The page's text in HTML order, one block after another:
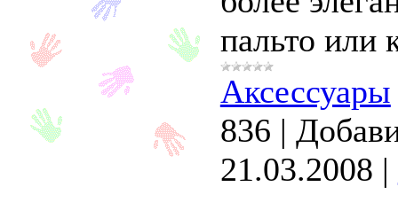
пальто или
Аксессуары
836 |
21.03.2008 |